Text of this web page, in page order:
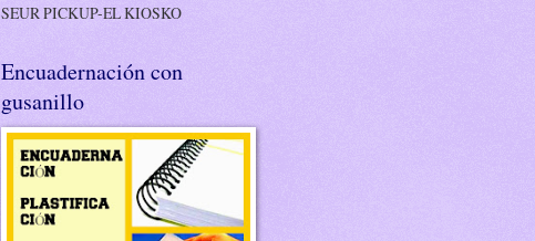
SEUR PICKUP-EL KIOSKO
Encuadernación con
gusanillo